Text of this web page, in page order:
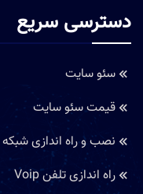
دسترسی سریع
سئو سایت
قیمت سئو سایت
نصب و راه اندازی شبکه
راه اندازی تلفن Voip